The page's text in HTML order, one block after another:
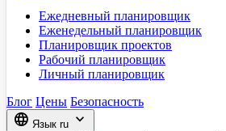
Ежедневный планировщик
Еженедельный планировщик
Планировщик проектов
Рабочий планировщик
Личный планировщик
Блог Цены Безопасность
language Язык ru expand_more